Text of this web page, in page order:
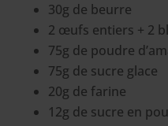
30g de beurre
2 œufs entiers + 2
75g de poudre
75g de sucre glace
20g de farine
12g de sucre en